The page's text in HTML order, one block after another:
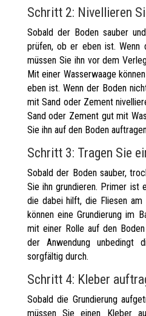
Schritt 2: Nivellieren
Sobald der Boden sauber
prüfen, ob er eben ist. Wenn
müssen Sie ihn vor dem
Mit einer Wasserwaage
eben ist. Wenn der Boden
mit Sand oder Zement
Sand oder Zement gut mit
Sie ihn auf den Boden
Schritt 3: Tragen Sie
Sobald der Boden sauber,
Sie ihn grundieren. Primer ist
die dabei hilft, die Fliesen
können eine Grundierung im
mit einer Rolle auf den
der Anwendung unbedingt
sorgfältig durch.
Schritt 4: Kleber
Sobald die Grundierung
müssen Sie einen Kleber